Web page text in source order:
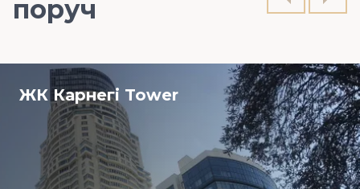
поруч
ЖК Карнегі Tower